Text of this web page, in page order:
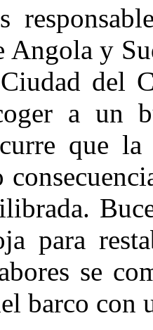
Angola y
del
a un
que
para
se
barco con